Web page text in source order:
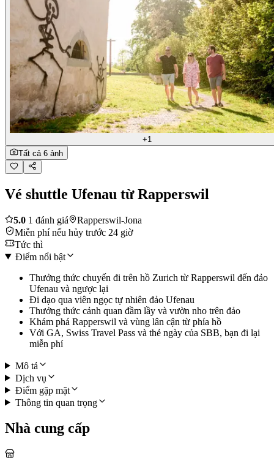
+1
Tất cả 6 ảnh
Vé shuttle Ufenau từ Rapperswil
5.0 1 đánh giá
Rapperswil-Jona
Miễn phí nếu hủy trước 24 giờ
Tức thì
Điểm nổi bật
Thưởng thức chuyến đi trên hồ Zurich từ Rapperswil đến đảo
Ufenau và ngược lại
Đi dạo qua viên ngọc tự nhiên đảo Ufenau
Thưởng thức cảnh quan đầm lầy và vườn nho trên đảo
Khám phá Rapperswil và vùng lân cận từ phía hồ
Với GA, Swiss Travel Pass và thẻ ngày của SBB, bạn đi lại
miễn phí
Mô tả
Dịch vụ
Điểm gặp mặt
Thông tin quan trọng
Nhà cung cấp